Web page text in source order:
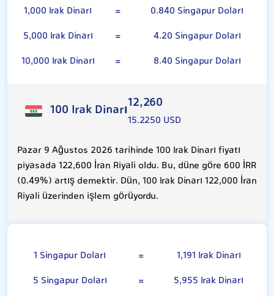
1,000 Irak Dinarı
=
0.840 Singapur Doları
5,000 Irak Dinarı
=
4.20 Singapur Doları
10,000 Irak Dinarı
= 8.40 Singapur Doları
100 Irak Dinarı12,260
15.2250 USD
Pazar 9 Ağustos 2026 tarihinde 100 Irak Dinarı fiyatı
piyasada 122,600 İran Riyali oldu. Bu, düne göre 600 İRR
(0.49%) artış demektir. Dün, 100 Irak Dinarı 122,000 İran
Riyali üzerinden işlem görüyordu.
1 Singapur Doları =
1,191 Irak Dinarı
5 Singapur Doları
= 5,955 Irak Dinarı